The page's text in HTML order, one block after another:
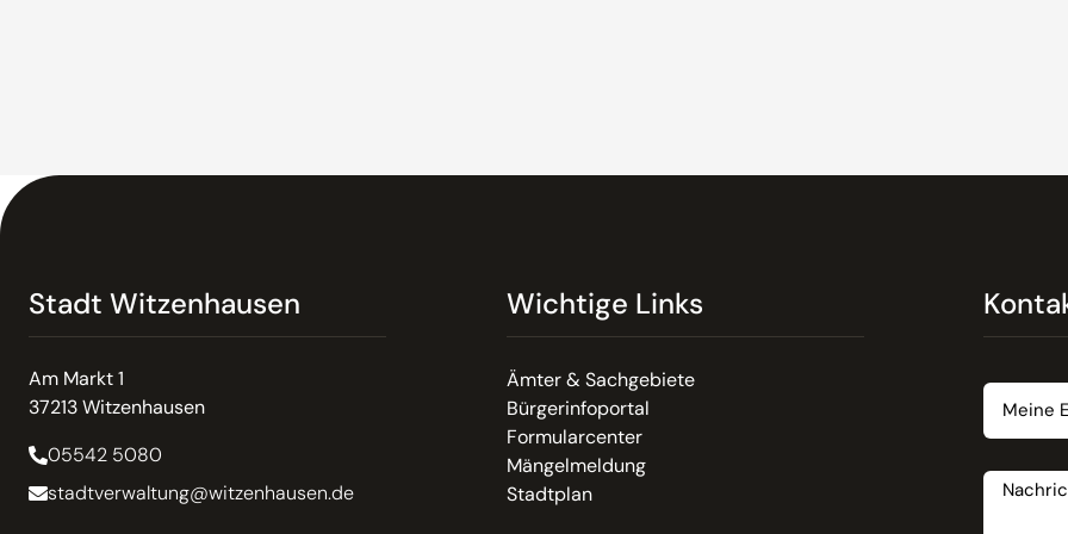
Stadt Witzenhausen
Am Markt 1
37213 Witzenhausen
05542 5080
stadtverwaltung@witzenhausen.de
Wichtige Links
Ämter & Sachgebiete
Bürgerinfoportal
Formularcenter
Mängelmeldung
Stadtplan